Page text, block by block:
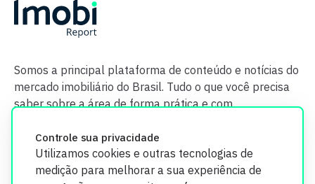
Controle sua privacidade
Utilizamos cookies e outras tecnologias de
medição para melhorar a sua experiência de
Somos a principal plataforma de conteúdo e notícias do
mercado imobiliário do Brasil. Tudo o que você precisa
saber sobre a área de forma prática e com